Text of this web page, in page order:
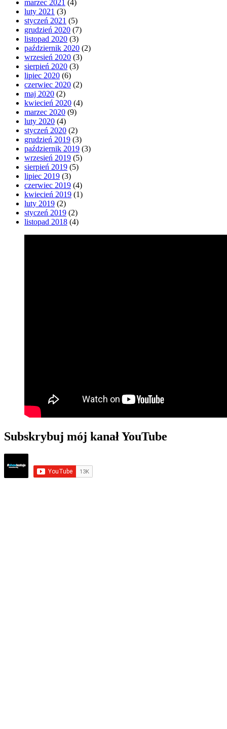
marzec 2021 (4)
luty 2021 (3)
styczeń 2021 (5)
grudzień 2020 (7)
listopad 2020 (3)
październik 2020 (2)
wrzesień 2020 (3)
sierpień 2020 (3)
lipiec 2020 (6)
czerwiec 2020 (2)
maj 2020 (2)
kwiecień 2020 (4)
marzec 2020 (9)
luty 2020 (4)
styczeń 2020 (2)
grudzień 2019 (3)
październik 2019 (3)
wrzesień 2019 (5)
sierpień 2019 (5)
lipiec 2019 (3)
czerwiec 2019 (4)
kwiecień 2019 (1)
luty 2019 (2)
styczeń 2019 (2)
listopad 2018 (4)
Subskrybuj mój kanał YouTube